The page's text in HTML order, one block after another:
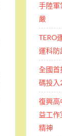
手陸軍
嚴
TERO
運科防
全國首
碼投入
復興高
益工
精神